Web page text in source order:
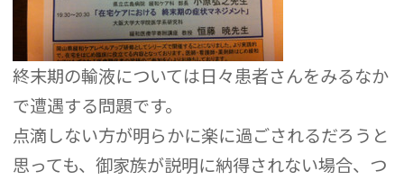
終末期の輸液については日々患者さんをみるなか
で遭遇する問題です。
点滴しない方が明らかに楽に過ごされるだろうと
思っても、御家族が説明に納得されない場合、つ